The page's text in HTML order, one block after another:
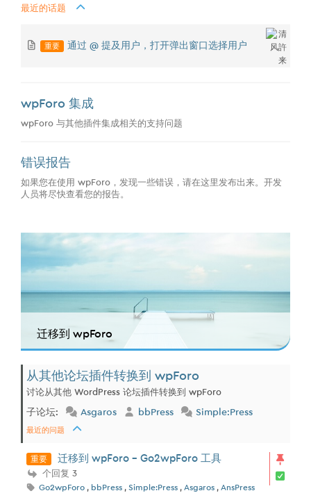
最近的话题
重要 通过 @ 提及用户，打开弹出窗口选择用户
wpForo 集成
wpForo 与其他插件集成相关的支持问题
错误报告
如果您在使用 wpForo，发现一些错误，请在这里发布出来。开发
人员将尽快查看您的报告。
迁移到 wpForo
从其他论坛插件转换到 wpForo
讨论从其他 WordPress 论坛插件转换到 wpForo
子论坛: Asgaros bbPress Simple:Press
最近的问题
重要 迁移到 wpForo - Go2wpForo 工具
个回复 3
Go2wpForo , bbPress , Simple:Press , Asgaros , AnsPress